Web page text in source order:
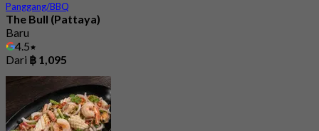
Panggang/BBQ
The Bull (Pattaya)
Baru
4.5
Dari ฿ 1,095